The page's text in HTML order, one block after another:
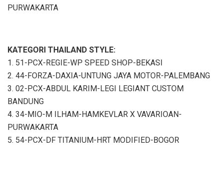
PURWAKARTA
KATEGORI THAILAND STYLE:
1. 51-PCX-REGIE-WP SPEED SHOP-BEKASI
2. 44-FORZA-DAXIA-UNTUNG JAYA MOTOR-PALEMBANG
3. 02-PCX-ABDUL KARIM-LEGI LEGIANT CUSTOM
BANDUNG
4. 34-MIO-M ILHAM-HAMKEVLAR X VAVARIOAN-
PURWAKARTA
5. 54-PCX-DF TITANIUM-HRT MODIFIED-BOGOR